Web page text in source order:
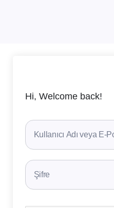
Hi, Welcome back!